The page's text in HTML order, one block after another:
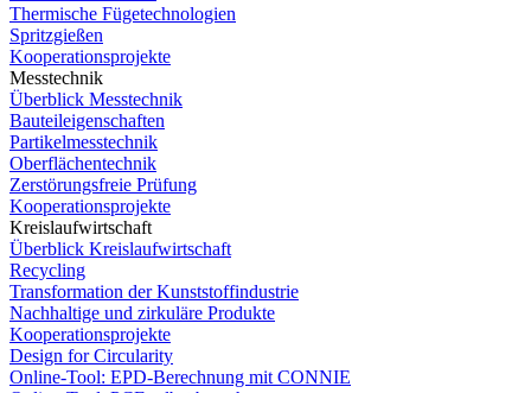
Thermische Fügetechnologien
Spritzgießen
Kooperationsprojekte
Messtechnik
Überblick Messtechnik
Bauteileigenschaften
Partikelmesstechnik
Oberflächentechnik
Zerstörungsfreie Prüfung
Kooperationsprojekte
Kreislaufwirtschaft
Überblick Kreislaufwirtschaft
Recycling
Transformation der Kunststoffindustrie
Nachhaltige und zirkuläre Produkte
Kooperationsprojekte
Design for Circularity
Online-Tool: EPD-Berechnung mit CONNIE